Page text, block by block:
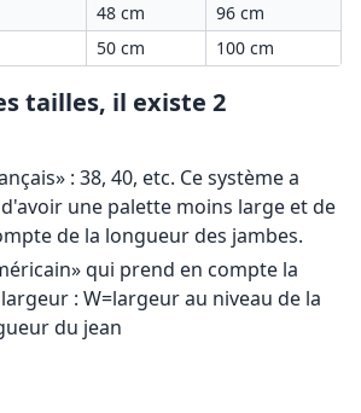
48 cm
96 cm
50 cm 100 cm
tailles, il existe 2
: 38, 40, etc. Ce système a
une palette moins large et de
de la longueur des jambes.
qui prend en compte la
: W=largeur au niveau de la
du jean